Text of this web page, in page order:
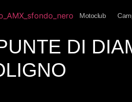
Motoclub
DI